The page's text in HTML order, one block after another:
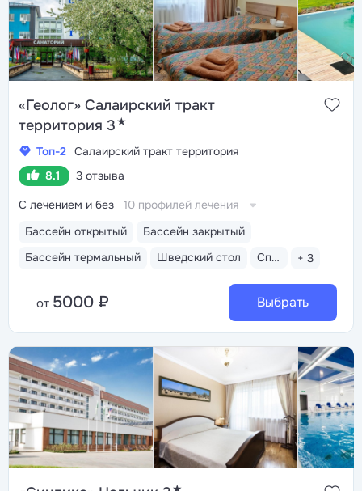
«Геолог» Салаирский тракт
территория 3★
Топ-2 Салаирский тракт территория
8.1
3 отзыва
Бассейн открытый
Бассейн закрытый
Бассейн термальный
Шведский стол Спа-услуги + 3
С лечением и без 10 профилей лечения
от 5000 ₽ Выбрать